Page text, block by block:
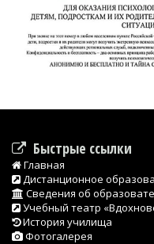
Быстрые ссылки
Главная
Дистанционное
Сведения об
Учебный театр
История училища
Фотогалерея